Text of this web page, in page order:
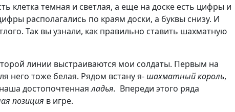
клетка темная и светлая, а еще на доске есть цифры и
располагались по краям доски, а буквы снизу. И
Так вы узнали, как правильно ставить шахматную
линии выстраиваются мои солдаты. Первым на
него тоже белая. Рядом встану я- шахматный король,
достопочтеннаяладья. Впереди этого ряда
позиция в игре.